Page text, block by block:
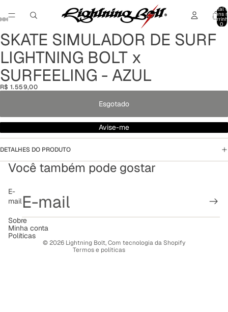
Total
itens
0
Abrir
imagem
em
tela
cheia
Abrir
imagem
em
tela
cheia
Abrir
imagem
em
tela
cheia
Abrir
imagem
em
tela
cheia
Abrir
imagem
em
tela
cheia
SKATE SIMULADOR DE SURF
LIGHTNING BOLT x
SURFEELING - AZUL
R$ 1.559,00
Esgotado
Avise-me
DETALHES DO PRODUTO
Você também pode gostar
E-
mail
Sobre
Minha conta
Políticas
© 2026 Lightning Bolt,Com tecnologia da Shopify
Termos e políticas
Política de privacidade
Termos de serviço
Política de frete